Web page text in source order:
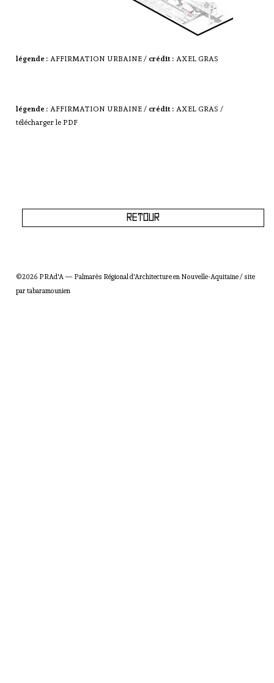
légende : AFFIRMATION URBAINE / crédit : AXEL GRAS
légende : AFFIRMATION URBAINE / crédit : AXEL GRAS /
télécharger le PDF
Retour
©2026 PRAd'A — Palmarès Régional d'Architecture en Nouvelle-Aquitaine / site
partabaramounien